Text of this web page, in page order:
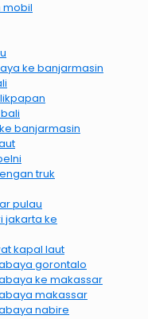
mobil
ke banjarmasin
banjarmasin
truk
pulau
jakarta ke
kapal laut
gorontalo
ke makassar
makassar
nabire